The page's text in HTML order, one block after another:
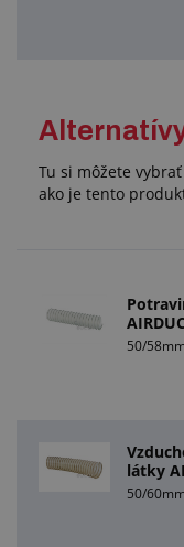
Tu si môžete
ako je tento
50/
látky
50/60mm